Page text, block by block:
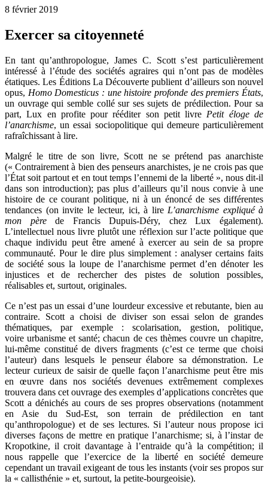
8 février 2019
Exercer sa citoyenneté
En tant qu’anthropologue, James C. Scott s’est particulièrement
intéressé à l’étude des sociétés agraires qui n’ont pas de modèles
étatiques. Les Éditions La Découverte publient d’ailleurs son nouvel
opus, Homo Domesticus : une histoire profonde des premiers États,
un ouvrage qui semble collé sur ses sujets de prédilection. Pour sa
part, Lux en profite pour rééditer son petit livre Petit éloge de
l’anarchisme, un essai sociopolitique qui demeure particulièrement
rafraîchissant à lire.
Malgré le titre de son livre, Scott ne se prétend pas anarchiste
(« Contrairement à bien des penseurs anarchistes, je ne crois pas que
l’État soit partout et en tout temps l’ennemi de la liberté », nous dit-il
dans son introduction); pas plus d’ailleurs qu’il nous convie à une
histoire de ce courant politique, ni à un énoncé de ses différentes
tendances (on invite le lecteur, ici, à lire L’anarchisme expliqué à
mon pèrede Francis Dupuis-Déry, chez Lux également).
L’intellectuel nous livre plutôt une réflexion sur l’acte politique que
chaque individu peut être amené à exercer au sein de sa propre
communauté. Pour le dire plus simplement : analyser certains faits
de société sous la loupe de l’anarchisme permet d’en dénoter les
injustices et de rechercher des pistes de solution possibles,
réalisables et, surtout, originales.
Ce n’est pas un essai d’une lourdeur excessive et rebutante, bien au
contraire. Scott a choisi de diviser son essai selon de grandes
thématiques, par exemple : scolarisation, gestion, politique,
voire urbanisme et santé; chacun de ces thèmes couvre un chapitre,
lui-même constitué de divers fragments (c’est ce terme que choisi
l’auteur) dans lesquels le penseur élabore sa démonstration. Le
lecteur curieux de saisir de quelle façon l’anarchisme peut être mis
en œuvre dans nos sociétés devenues extrêmement complexes
trouvera dans cet ouvrage des exemples d’applications concrètes que
Scott a dénichés au cours de ses propres observations (notamment
en Asie du Sud-Est, son terrain de prédilection en tant
qu’anthropologue) et de ses lectures. Si l’auteur nous propose ici
diverses façons de mettre en pratique l’anarchisme; si, à l’instar de
Kropotkine, il croit davantage à l’entraide qu’à la compétition; il
nous rappelle que l’exercice de la liberté en société demeure
cependant un travail exigeant de tous les instants (voir ses propos sur
la « callisthénie » et, surtout, la petite-bourgeoisie).